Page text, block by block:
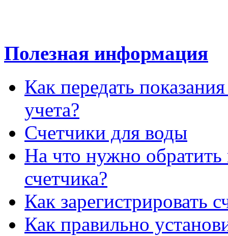
Полезная информация
Как передать
учета?
Счетчики для воды
На что нужно
счетчика?
Как зарегистрировать
Как правильно